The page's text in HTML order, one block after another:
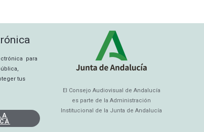
para
tus
El Consejo Audiovisual de Andalucía
es parte de la Administración
Institucional de la Junta de Andalucía